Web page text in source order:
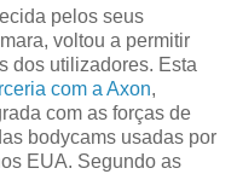
pelos seus
voltou a permitir
dos utilizadores. Esta
com a Axon,
com as forças de
bodycams usadas por
EUA. Segundo as